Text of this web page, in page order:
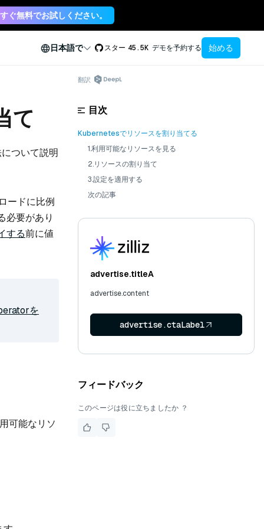
ぐ無料でお試しください。
日本語で スター 45.5K デモを予約する 始める
て
ついて説明
ードに比例
必要があり
する前に値
を
可能なリソ
翻訳
目次
Kubernetesでリソースを割り当てる
1.利用可能なリソースを見る
2.リソースの割り当て
3.設定を適用する
次の記事
advertise.titleA
advertise.content
advertise.ctaLabel
フィードバック
このページは役に立ちましたか ？